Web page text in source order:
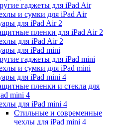
гаджеты для iPad Air
и сумки для iPad Air
для iPad Air 2
пленки для iPad Air 2
для iPad Air 2
для iPad mini
гаджеты для iPad mini
и сумки для iPad mini
для iPad mini 4
пленки и стекла для
mini 4
для iPad mini 4
Стильные и современные
чехлы для iPad mini 4